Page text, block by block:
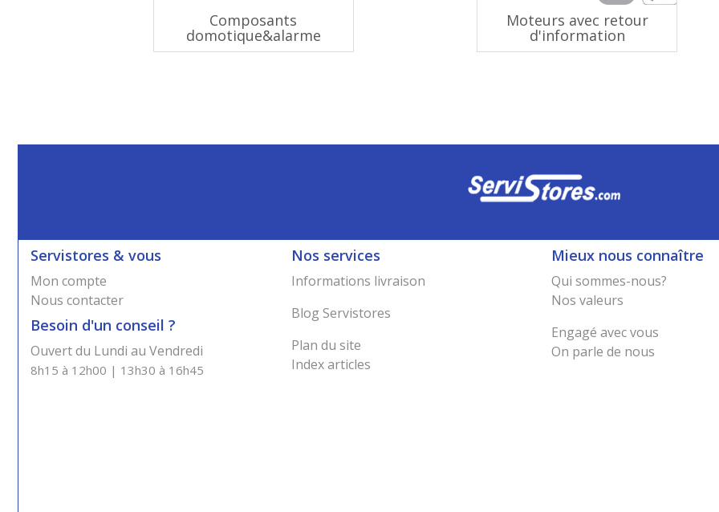
Composants
domotique&alarme
Moteurs avec retour
d'information
Servistores & vous
Mon compte
Nous contacter
Besoin d'un conseil ?
Ouvert du Lundi au Vendredi
8h15 à 12h00 | 13h30 à 16h45
Nos services
Informations livraison
Blog Servistores
Plan du site
Index articles
Mieux nous connaître
Qui sommes-nous?
Nos valeurs
Engagé avec vous
On parle de nous